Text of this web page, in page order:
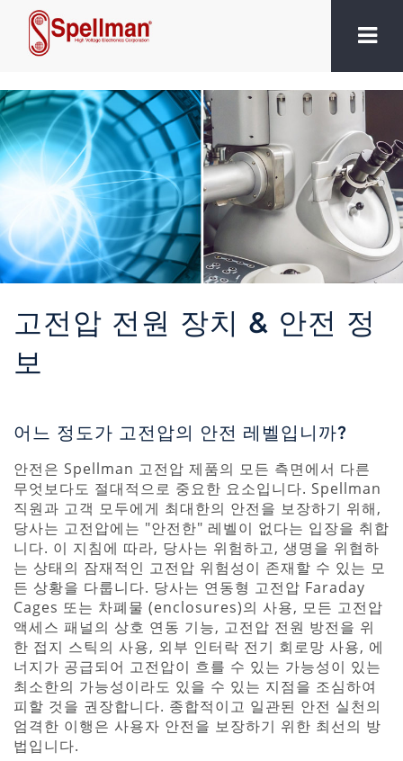
고전압 전원 장치 & 안전 정
보
어느 정도가 고전압의 안전 레벨입니까?
안전은 Spellman 고전압 제품의 모든 측면에서 다른
무엇보다도 절대적으로 중요한 요소입니다. Spellman
직원과 고객 모두에게 최대한의 안전을 보장하기 위해,
당사는 고전압에는 "안전한" 레벨이 없다는 입장을 취합
니다. 이 지침에 따라, 당사는 위험하고, 생명을 위협하
는 상태의 잠재적인 고전압 위험성이 존재할 수 있는 모
든 상황을 다룹니다. 당사는 연동형 고전압 Faraday
Cages 또는 차폐물 (enclosures)의 사용, 모든 고전압
액세스 패널의 상호 연동 기능, 고전압 전원 방전을 위
한 접지 스틱의 사용, 외부 인터락 전기 회로망 사용, 에
너지가 공급되어 고전압이 흐를 수 있는 가능성이 있는
최소한의 가능성이라도 있을 수 있는 지점을 조심하여
피할 것을 권장합니다. 종합적이고 일관된 안전 실천의
엄격한 이행은 사용자 안전을 보장하기 위한 최선의 방
법입니다.